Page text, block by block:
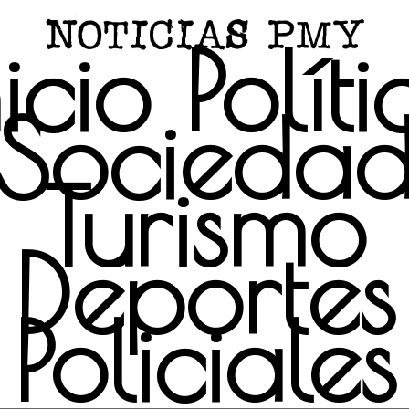
Turismo
Deportes
Policiales